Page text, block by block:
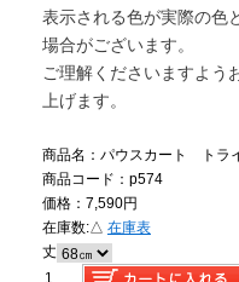
表示される色が実際の色
場合がございます。
ご理解くださいますよう
上げます。
商品名：パウスカート トラ
商品コード：p574
価格：7,590円
在庫数:△ 在庫表
丈